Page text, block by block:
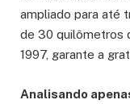
ampliado para até
de 30 quilômetros
1997, garante a
Analisando